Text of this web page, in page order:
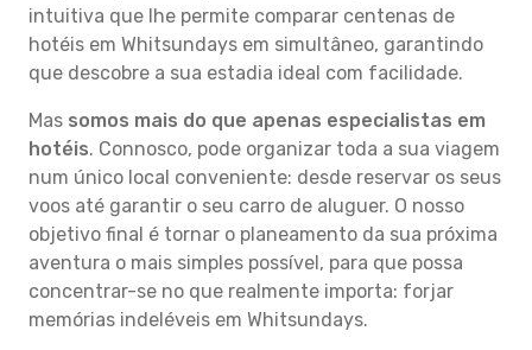
intuitiva que lhe permite comparar centenas de
hotéis em Whitsundays em simultâneo, garantindo
que descobre a sua estadia ideal com facilidade.
Mas somos mais do que apenas especialistas em
hotéis. Connosco, pode organizar toda a sua viagem
num único local conveniente: desde reservar os seus
voos até garantir o seu carro de aluguer. O nosso
objetivo final é tornar o planeamento da sua próxima
aventura o mais simples possível, para que possa
concentrar-se no que realmente importa: forjar
memórias indeléveis em Whitsundays.